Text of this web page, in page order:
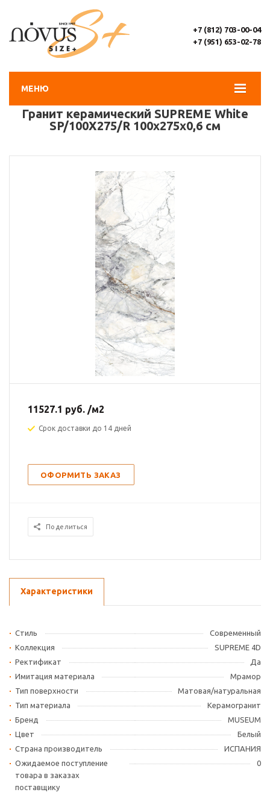
МЕНЮ
+7 (812) 703-00-04
+7 (951) 653-02-78
Гранит керамический SUPREME White
SP/100X275/R 100х275х0,6 см
11527.1 руб. /м2
Срок доставки до 14 дней
ОФОРМИТЬ ЗАКАЗ
Поделиться
Характеристики
Стиль
Современный
Коллекция
SUPREME 4D
Ректификат
Да
Имитация материала
Мрамор
Тип поверхности
Матовая/натуральная
Тип материала
Керамогранит
Бренд
MUSEUM
Цвет
Белый
Страна производитель
ИСПАНИЯ
Ожидаемое поступление
товара в заказах
поставщику
0